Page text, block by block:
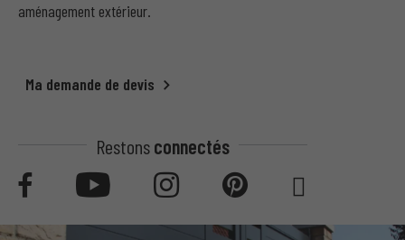
aménagement extérieur.
Ma demande de devis
Restonsconnectés